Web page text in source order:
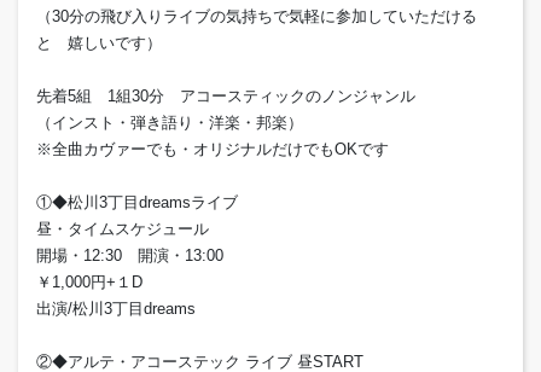
（30分の飛び入りライブの気持ちで気軽に参加していただける
と 嬉しいです）
先着5組 1組30分 アコースティックのノンジャンル
（インスト・弾き語り・洋楽・邦楽）
※全曲カヴァーでも・オリジナルだけでもOKです
①◆松川3丁目dreamsライブ
昼・タイムスケジュール
開場・12:30 開演・13:00
￥1,000円+１D
出演/松川3丁目dreams
②◆アルテ・アコーステック ライブ 昼START